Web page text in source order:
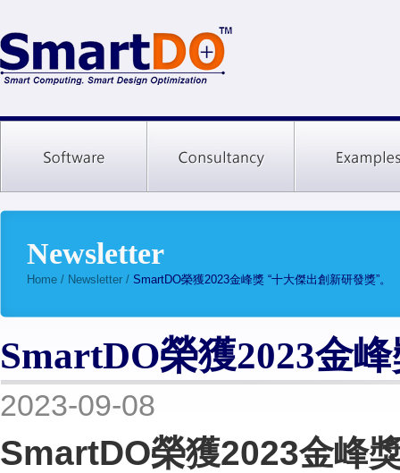
Newsletter
Home / Newsletter / SmartDO榮獲2023金峰獎 “十大傑出創新研發獎”。
SmartDO榮獲2023金
2023-09-08
SmartDO榮獲2023金峰